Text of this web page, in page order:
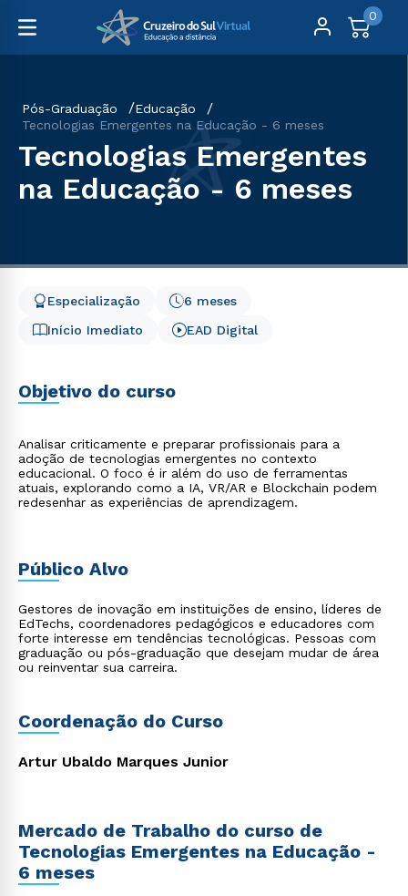
0
Pós-Graduação
Educação
Tecnologias Emergentes na Educação - 6 meses
Tecnologias Emergentes
na Educação - 6 meses
Início Imediato
6 meses
Especialização
EAD Digital
Objetivo do curso
Analisar criticamente e preparar profissionais para a
adoção de tecnologias emergentes no contexto
educacional. O foco é ir além do uso de ferramentas
atuais, explorando como a IA, VR/AR e Blockchain podem
redesenhar as experiências de aprendizagem.
Público Alvo
Gestores de inovação em instituições de ensino, líderes de
EdTechs, coordenadores pedagógicos e educadores com
forte interesse em tendências tecnológicas. Pessoas com
graduação ou pós-graduação que desejam mudar de área
ou reinventar sua carreira.
Coordenação do Curso
Artur Ubaldo Marques Junior
Mercado de Trabalho do curso de
Tecnologias Emergentes na Educação -
6 meses